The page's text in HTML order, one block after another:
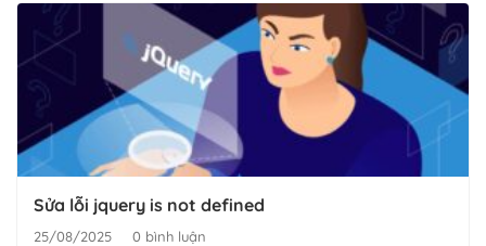
Sửa lỗi jquery is not defined
25/08/2025 0 bình luận